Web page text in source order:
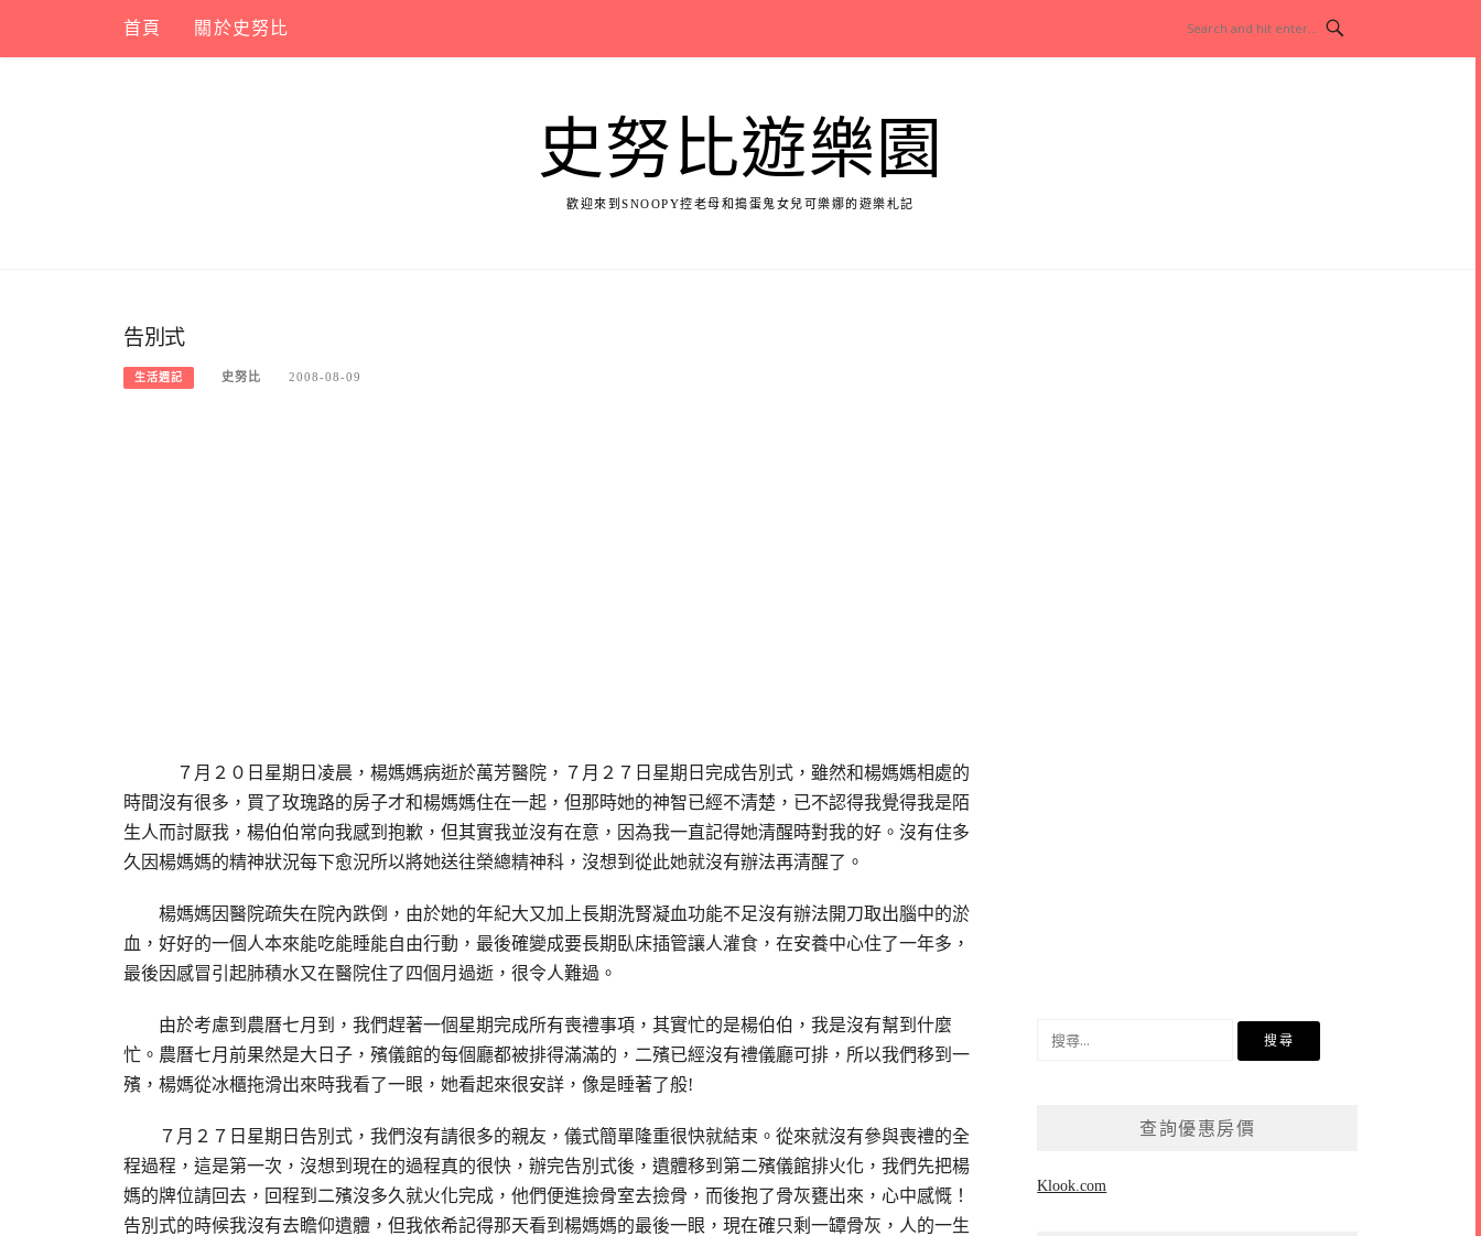
content
首頁 關於史努比
史努比遊樂園
歡迎來到SNOOPY控老母和搗蛋鬼女兒可樂娜的遊樂札記
告別式
生活週記 史努比 2008-08-09
７月 ２０日星期日凌晨，楊媽媽病逝於萬芳醫院，７月２７日星期日完成告別式，雖然和楊媽媽相處的
時間沒有很多，買了玫瑰路的房子才和楊媽媽住在一起，但那時她的神智已經不清楚，已不認得我覺得我是陌
生人而討厭我，楊伯伯常向我感到抱歉，但其實我並沒有在意，因為我一直記得她清醒時對我的好。沒有住多
久因楊媽媽的精神狀況每下愈況所以將她送往榮總精神科，沒想到從此她就沒有辦法再清醒了。
楊媽媽因醫院疏失在院內跌倒，由於她的年紀大又加上長期洗腎凝血功能不足沒有辦法開刀取出腦中的淤
血，好好的一個人本來能吃能睡能自由行動，最後確變成要長期臥床插管讓人灌食，在安養中心住了一年多，
最後因感冒引起肺積水又在醫院住了四個月過逝，很令人難過。
由於考慮到農曆七月到，我們趕著一個星期完成所有喪禮事項，其實忙的是楊伯伯，我是沒有幫到什麼
忙。農曆七月前果然是大日子，殯儀館的每個廳都被排得滿滿的，二殯已經沒有禮儀廳可排，所以我們移到一
殯，楊媽從冰櫃拖滑出來時我看了一眼，她看起來很安詳，像是睡著了般!
７月２７日星期日告別式，我們沒有請很多的親友，儀式簡單隆重很快就結束。從來就沒有參與喪禮的全
程過程，這是第一次，沒想到現在的過程真的很快，辦完告別式後，遺體移到第二殯儀館排火化，我們先把楊
媽的牌位請回去，回程到二殯沒多久就火化完成，他們便進撿骨室去撿骨，而後抱了骨灰甕出來，心中感慨！
告別式的時候我沒有去瞻仰遺體，但我依希記得那天看到楊媽媽的最後一眼，現在確只剩一罈骨灰，人的一生
查詢優惠房價
Klook.com